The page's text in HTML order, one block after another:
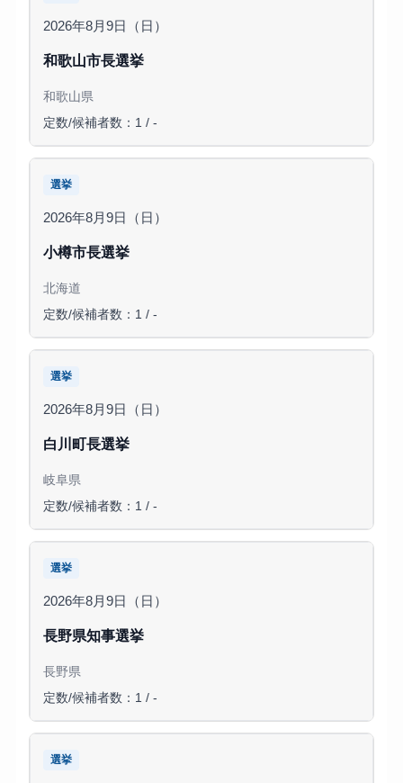
2026年8月9日（日）
和歌山市長選挙
和歌山県
定数/候補者数：1 / -
選挙
2026年8月9日（日）
小樽市長選挙
北海道
定数/候補者数：1 / -
選挙
2026年8月9日（日）
白川町長選挙
岐阜県
定数/候補者数：1 / -
選挙
2026年8月9日（日）
長野県知事選挙
長野県
定数/候補者数：1 / -
選挙